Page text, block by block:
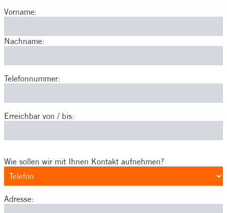
Vorname:
Nachname:
Telefonnummer:
Erreichbar von / bis:
Wie sollen wir mit Ihnen Kontakt aufnehmen?
Adresse: